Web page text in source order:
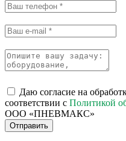
Даю согласие на
соответствии с Политикой
ООО «ПНЕВМАКС»
Отправить